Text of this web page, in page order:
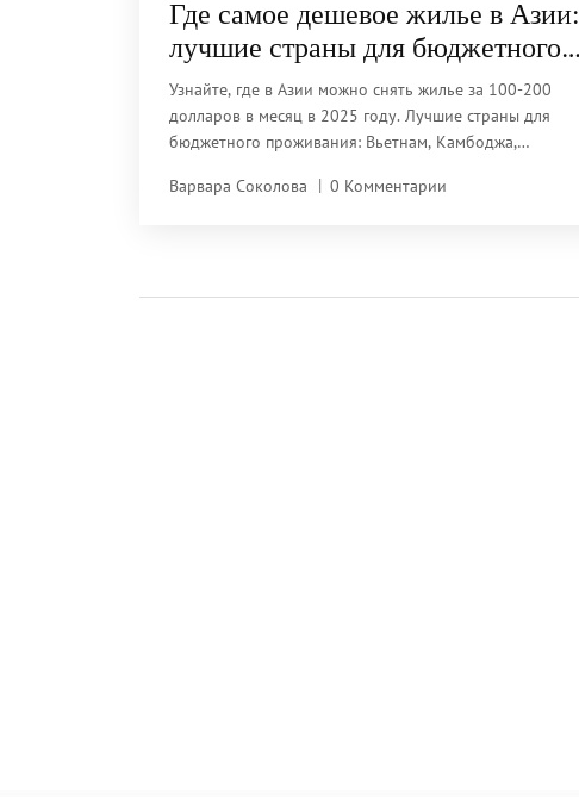
Где самое дешевое жилье в Азии:
лучшие страны для бюджетного
проживания в 2025 году
Узнайте, где в Азии можно снять жилье за 100-200
долларов в месяц в 2025 году. Лучшие страны для
бюджетного проживания: Вьетнам, Камбоджа,
советы и сравнения.
Варвара Соколова 0 Комментарии